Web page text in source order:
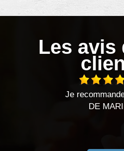
Les avis
J’ai fait appel à cette
travaux se sont très